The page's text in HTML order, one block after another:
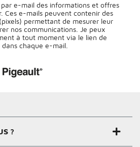
e-mail des informations et offres
Ces e-mails peuvent contenir des
permettant de mesurer leur
nos communications. Je peux
à tout moment via le lien de
chaque e-mail.
?